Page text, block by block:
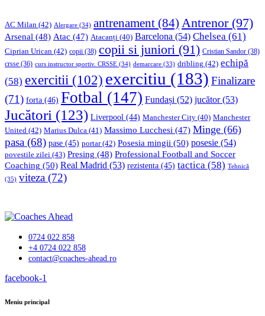
AC Milan (42) Alergare (34) antrenament (84) Antrenor(97)
Arsenal (48) Atac (47) Atacanți (40) Barcelona (54) Chelsea (61)
Ciprian Urican (42) copii (38) copii si juniori (91) Cristian Sandor (38)
crsse (36) curs instructor sportiv. CRSSE (34) demarcare (33) dribling (42) echipă
(58) exercitii (102) exercitiu (183) Finalizare
(71) forta (46) Fotbal (147) Fundași (52) jucător(53)
Jucători (123) Liverpool (44) Manchester City (40) Manchester
United (42) Marius Dulca (41) Massimo Lucchesi (47) Minge (66)
pasa (68) pase (45) portar(42) Posesia mingii (50) posesie (54)
povestile zilei (43) Presing (48) Professional Football and Soccer
Coaching (50) Real Madrid (53) rezistenta (45) tactica (58) Tehnică
(35) viteza (72)
0724 022 858
+4 0724 022 858
contact@coaches-ahead.ro
facebook-1
Meniu principal